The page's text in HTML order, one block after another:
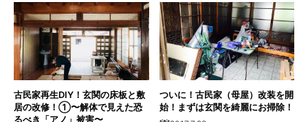
古民家再生DIY！玄関の床板と敷
居の改修！①〜解体で見えた恐
るべき「アノ」被害〜
ついに！古民家（母屋）改装を開
始！まずは玄関を綺麗にお掃除！